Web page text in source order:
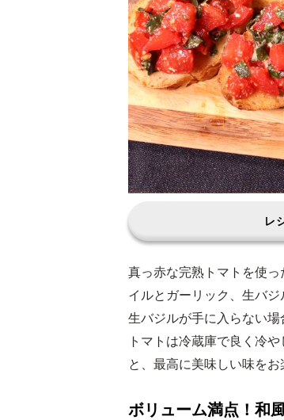
レ
真っ赤な完熟トマトを使
イルとガーリック、生バジ
生バジルが手に入らない場
トマトは冷蔵庫で良く冷
と、最高に美味しい味をお
ボリューム満点！和